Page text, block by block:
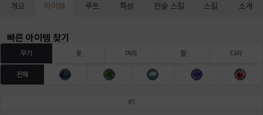
아야 아이솔 아이작 알렉스 알론소 얀
개요 아이템 루트 특성 전술 스킬 스킬 소개
빠른 아이템 찾기
무기 옷 머리 팔 다리
전체
#1